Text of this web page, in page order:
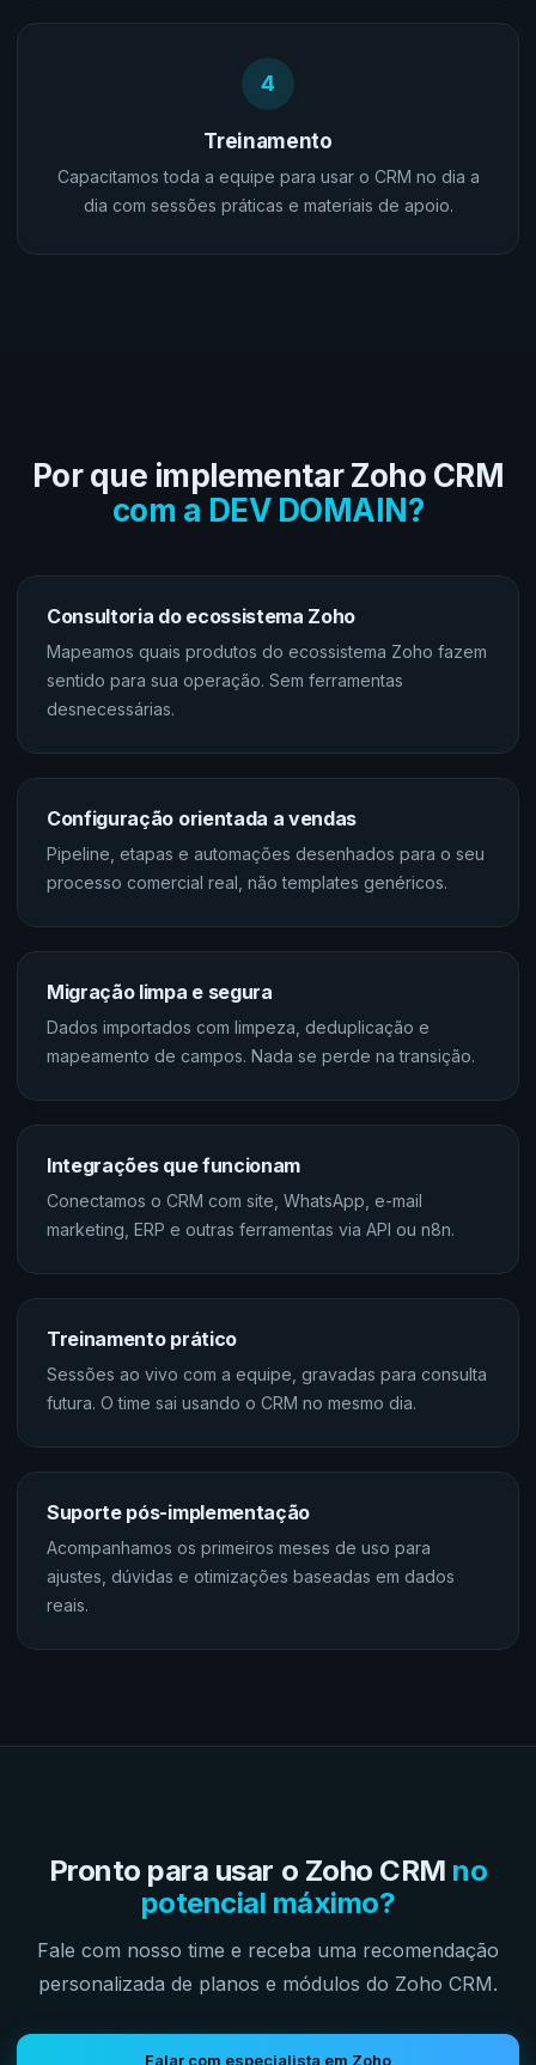
4
Treinamento
Capacitamos toda a equipe para usar o CRM no dia a
dia com sessões práticas e materiais de apoio.
Por que implementar Zoho CRM
com a DEV DOMAIN?
Consultoria do ecossistema Zoho
Mapeamos quais produtos do ecossistema Zoho fazem
sentido para sua operação. Sem ferramentas
desnecessárias.
Configuração orientada a vendas
Pipeline, etapas e automações desenhados para o seu
processo comercial real, não templates genéricos.
Migração limpa e segura
Dados importados com limpeza, deduplicação e
mapeamento de campos. Nada se perde na transição.
Integrações que funcionam
Conectamos o CRM com site, WhatsApp, e-mail
marketing, ERP e outras ferramentas via API ou n8n.
Treinamento prático
Sessões ao vivo com a equipe, gravadas para consulta
futura. O time sai usando o CRM no mesmo dia.
Suporte pós-implementação
Acompanhamos os primeiros meses de uso para
ajustes, dúvidas e otimizações baseadas em dados
reais.
Pronto para usar o Zoho CRM no
potencial máximo?
Fale com nosso time e receba uma recomendação
personalizada de planos e módulos do Zoho CRM.
Falar com especialista em Zoho